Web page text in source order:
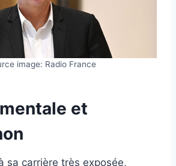
image: Radio France
et
sa carrière très exposée,